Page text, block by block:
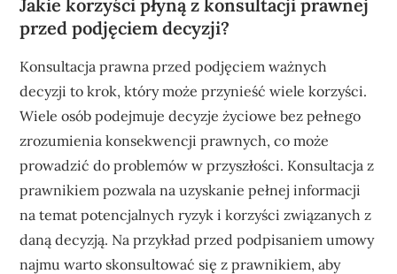
Jakie korzyści płyną z konsultacji prawnej
przed podjęciem decyzji?
Konsultacja prawna przed podjęciem ważnych
decyzji to krok, który może przynieść wiele korzyści.
Wiele osób podejmuje decyzje życiowe bez pełnego
zrozumienia konsekwencji prawnych, co może
prowadzić do problemów w przyszłości. Konsultacja z
prawnikiem pozwala na uzyskanie pełnej informacji
na temat potencjalnych ryzyk i korzyści związanych z
daną decyzją. Na przykład przed podpisaniem umowy
najmu warto skonsultować się z prawnikiem, aby